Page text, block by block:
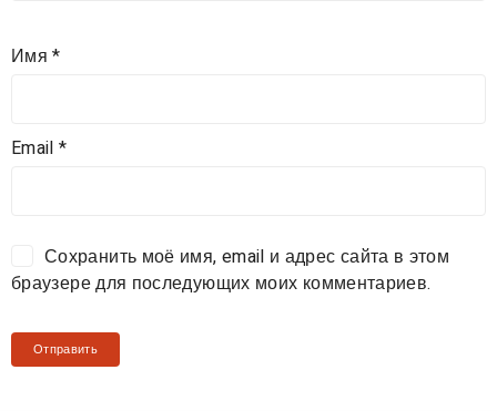
Имя*
Email*
Сохранить моё имя, email и адрес сайта в этом
браузере для последующих моих комментариев.